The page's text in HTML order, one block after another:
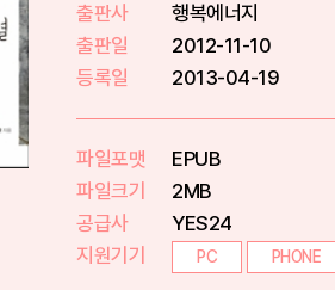
출판사
행복에너지
출판일
2012-11-10
등록일
2013-04-19
파일포맷
EPUB
파일크기
2MB
공급사
YES24
지원기기
PC PHONE